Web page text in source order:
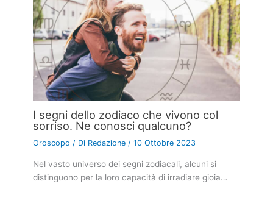
I segni dello zodiaco che vivono col
sorriso. Ne conosci qualcuno?
Oroscopo / Di Redazione /10 Ottobre 2023
Nel vasto universo dei segni zodiacali, alcuni si
distinguono per la loro capacità di irradiare gioia…